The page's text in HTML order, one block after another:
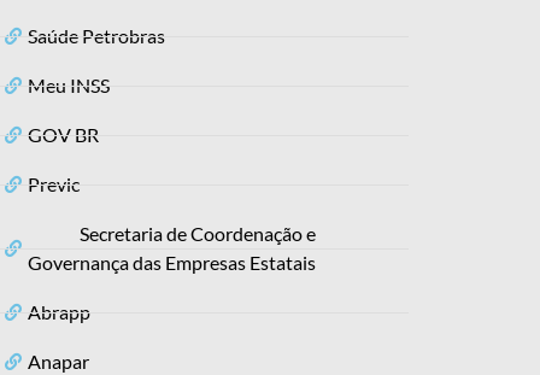
Saúde Petrobras
Meu INSS
GOV BR
Previc
Secretaria de Coordenação e
Governança das Empresas Estatais
Abrapp
Anapar